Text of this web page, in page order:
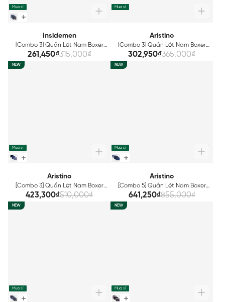
Mua sỉ
Insidemen
[Combo 3] Quần Lót Nam Boxer
Insidemen IBX005EXP03
261,450₫315,000₫
Mua sỉ
Aristino
[Combo 3] Quần Lót Nam Boxer
Bamboo Aristino ABX011EXP03
302,950₫365,000₫
NEW
Mua sỉ
Aristino
[Combo 3] Quần Lót Nam Boxer
Aristino ABX012EXP03
423,300₫510,000₫
NEW
Mua sỉ
Aristino
[Combo 5] Quần Lót Nam Boxer
Aristino ABX012EXP05
641,250₫855,000₫
NEW
Mua sỉ
NEW
Mua sỉ